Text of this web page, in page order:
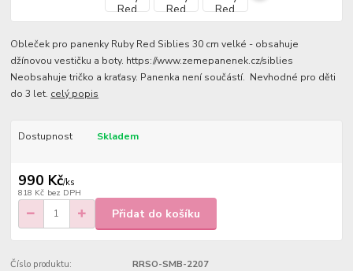
Obleček pro panenky Ruby Red Siblies 30 cm velké - obsahuje
džínovou vestičku a boty. https://www.zemepanenek.cz/siblies
Neobsahuje tričko a kraťasy. Panenka není součástí. Nevhodné pro děti
do 3 let. celý popis
Dostupnost Skladem
990 Kč/ks
818 Kč bez DPH
Přidat do košíku
Číslo produktu: RRSO-SMB-2207